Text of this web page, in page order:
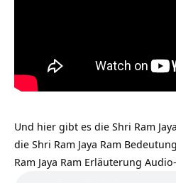
Und hier gibt es die Shri Ram
die Shri Ram Jaya Ram
Ram Jaya Ram Erläuterung